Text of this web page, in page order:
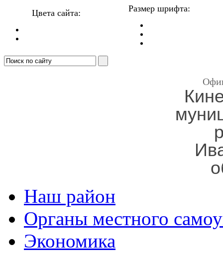
Цвета сайта: Размер шрифта:
Наш район
Органы местного
Экономика